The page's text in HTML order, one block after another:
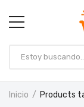
Inicio Products